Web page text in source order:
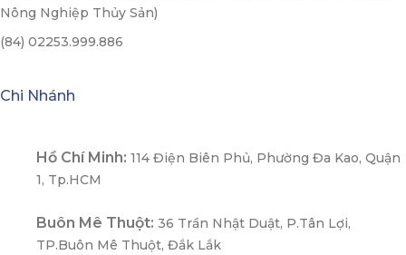
Nông Nghiệp Thủy Sản)
(84) 02253.999.886
Chi Nhánh
Hồ Chí Minh: 114 Điện Biên Phủ, Phường Đa Kao, Quận
1, Tp.HCM
Buôn Mê Thuột: 36 Trần Nhật Duật, P.Tân Lợi,
TP.Buôn Mê Thuột, Đắk Lắk